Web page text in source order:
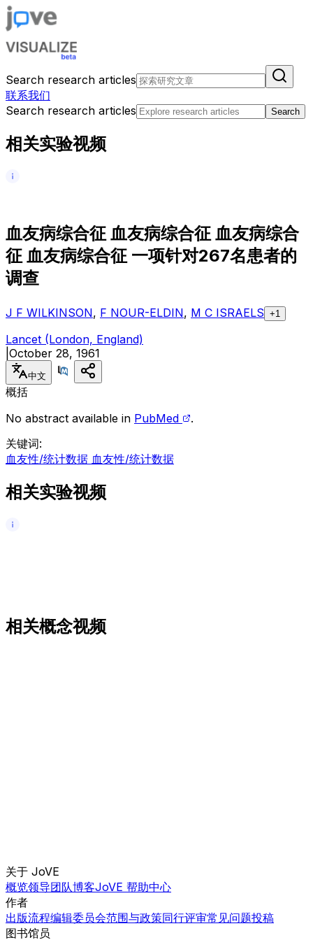
Search research articles
联系我们
Search research articles
Search
相关实验视频
血友病综合征 血友病综合征 血友病综合
征 血友病综合征 一项针对267名患者的
调查
J F WILKINSON, F NOUR-ELDIN, M C ISRAELS +1
Lancet (London, England)
October 28, 1961
中文
概括
No abstract available in PubMed
.
关键词:
血友性/统计数据 血友性/统计数据
相关实验视频
相关概念视频
关于 JoVE
概览领导团队博客JoVE 帮助中心
作者
出版流程编辑委员会范围与政策同行评审常见问题投稿
图书馆员